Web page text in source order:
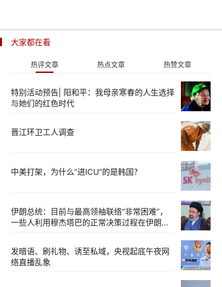
大家都在看
热评文章 热点文章 热赞文章
特别活动预告| 阳和平：我母亲寒春的人生选择
与她们的红色时代
晋江环卫工人调查
中美打架，为什么“进ICU”的是韩国？
伊朗总统：目前与最高领袖联络“非常困难”，
一些人利用穆杰塔巴的正常决策过程在伊朗内
发暗语、刷礼物、诱至私域，央视起底午夜网
络直播乱象